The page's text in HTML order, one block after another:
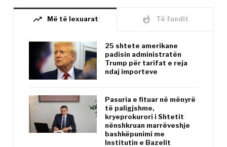
trending_up Më të lexuarat whatshot Të fundit
25 shtete amerikane
padisin administratën
Trump për tarifat e reja
ndaj importeve
Pasuria e fituar në mënyrë
të paligjshme,
kryeprokurori i Shtetit
nënshkruan marrëveshje
bashkëpunimi me
Institutin e Bazelit